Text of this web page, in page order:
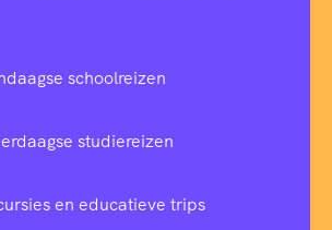
schoolreizen
studiereizen
en educatieve trips